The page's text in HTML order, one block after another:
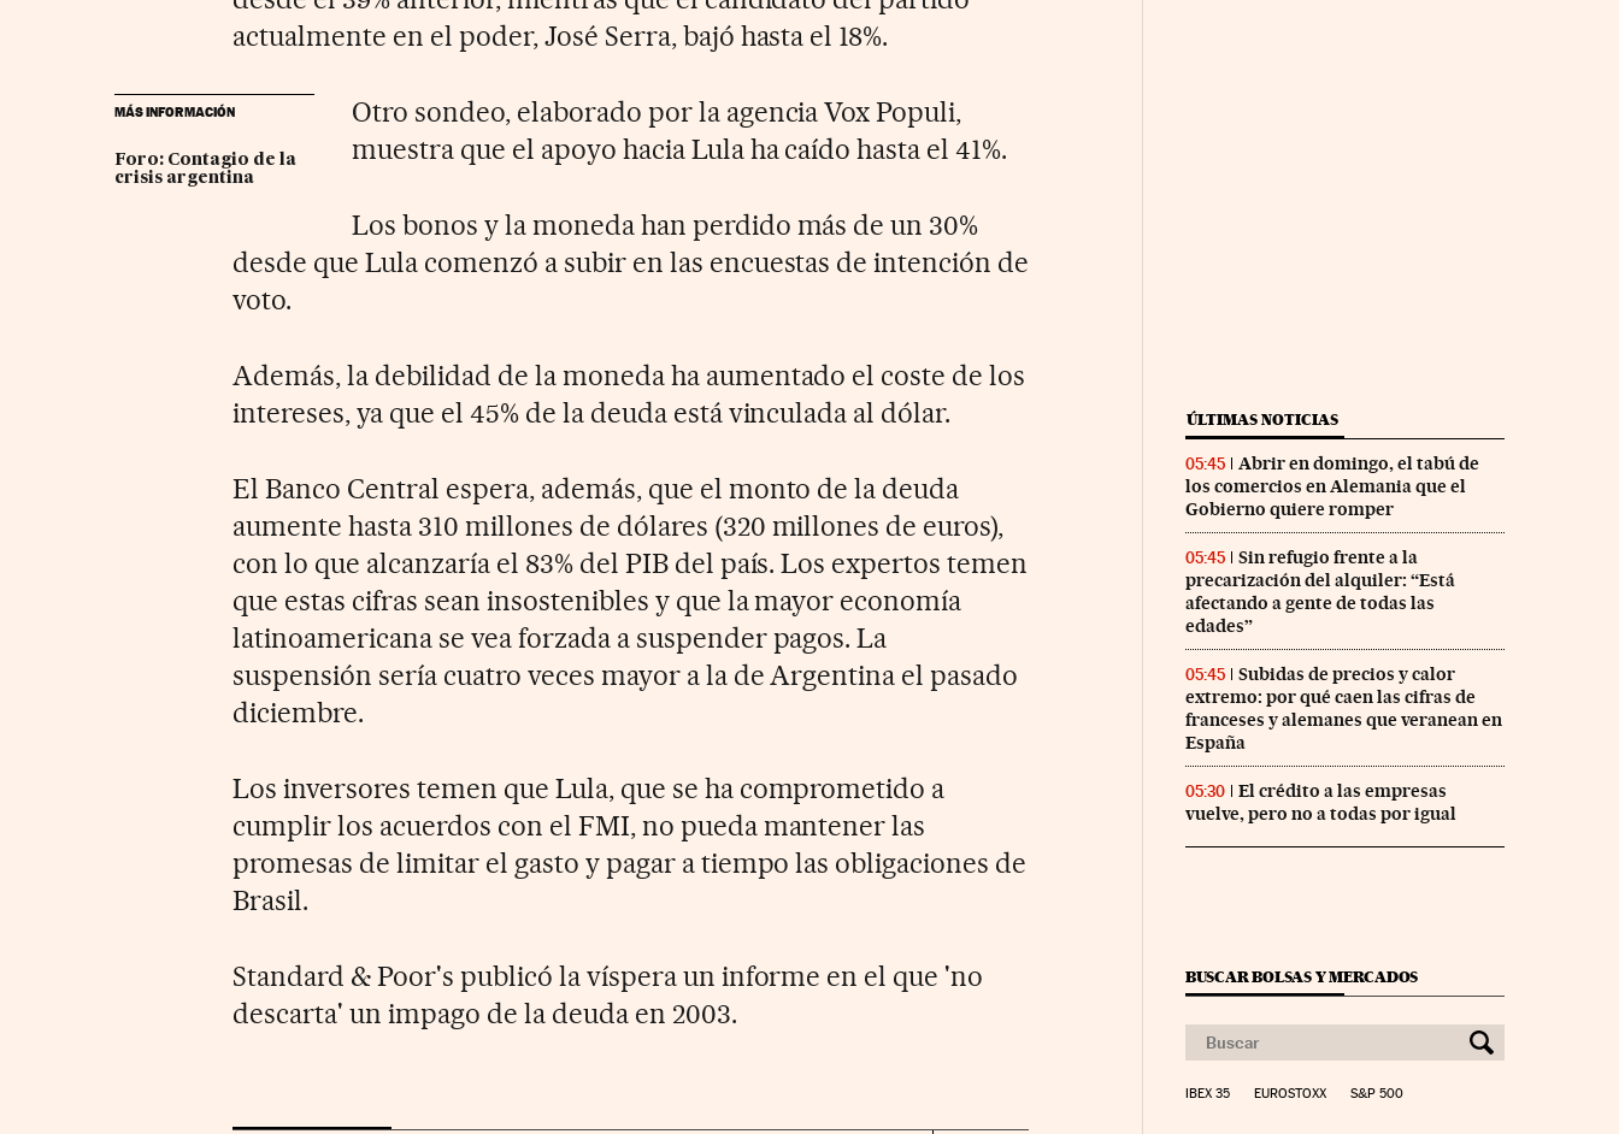
actualmente en el poder, José Serra, bajó hasta el 18%.
MÁS INFORMACIÓN
Foro: Contagio de la
crisis argentina
Otro sondeo, elaborado por la agencia Vox Populi,
muestra que el apoyo hacia Lula ha caído hasta el 41%.
Los bonos y la moneda han perdido más de un 30%
desde que Lula comenzó a subir en las encuestas de intención de
voto.
Además, la debilidad de la moneda ha aumentado el coste de los
intereses, ya que el 45% de la deuda está vinculada al dólar.
El Banco Central espera, además, que el monto de la deuda
aumente hasta 310 millones de dólares (320 millones de euros),
con lo que alcanzaría el 83% del PIB del país. Los expertos temen
que estas cifras sean insostenibles y que la mayor economía
latinoamericana se vea forzada a suspender pagos. La
suspensión sería cuatro veces mayor a la de Argentina el pasado
diciembre.
Los inversores temen que Lula, que se ha comprometido a
cumplir los acuerdos con el FMI, no pueda mantener las
promesas de limitar el gasto y pagar a tiempo las obligaciones de
Brasil.
Standard & Poor's publicó la víspera un informe en el que 'no
descarta' un impago de la deuda en 2003.
ÚLTIMAS NOTICIAS
05:45
Abrir en domingo, el tabú de
los comercios en Alemania que el
Gobierno quiere romper
05:45
Sin refugio frente a la
precarización del alquiler: “Está
afectando a gente de todas las
edades”
05:45
Subidas de precios y calor
extremo: por qué caen las cifras de
franceses y alemanes que veranean en
España
05:30
El crédito a las empresas
vuelve, pero no a todas por igual
BUSCAR BOLSAS Y MERCADOS
IBEX 35 EUROSTOXX S&P 500